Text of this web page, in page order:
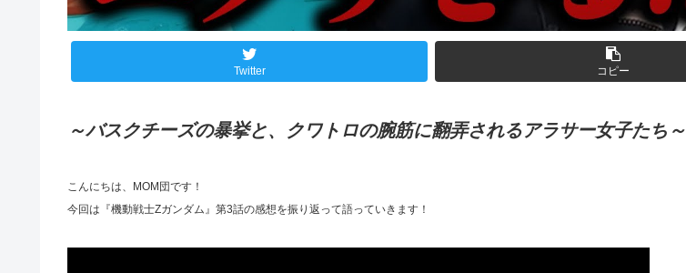
Twitter コピー
～バスクチーズの暴挙と、クワトロの腕筋に翻弄されるアラサー女子たち～
こんにちは、MOM団です！
今回は『機動戦士Ζガンダム』第3話の感想を振り返って語っていきます！